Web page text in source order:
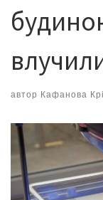
автор Кафанова